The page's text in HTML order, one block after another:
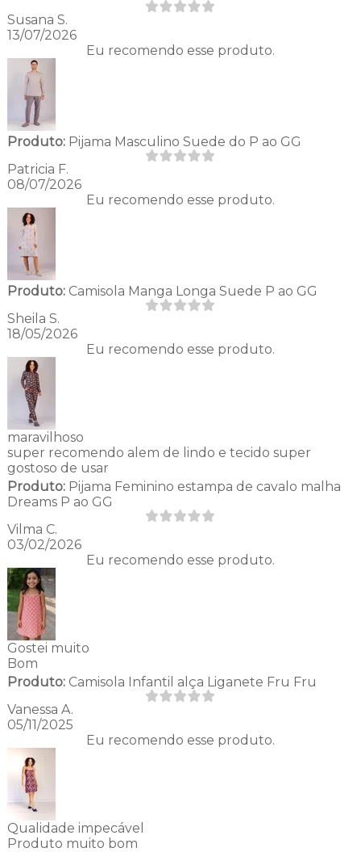
Susana S.
13/07/2026
Eu recomendo esse produto.
Produto:Pijama Masculino Suede do P ao GG
Patricia F.
08/07/2026
Eu recomendo esse produto.
Produto:Camisola Manga Longa Suede P ao GG
Sheila S.
18/05/2026
Eu recomendo esse produto.
maravilhoso
super recomendo alem de lindo e tecido super
gostoso de usar
Produto:Pijama Feminino estampa de cavalo malha
Dreams P ao GG
Vilma C.
03/02/2026
Eu recomendo esse produto.
Gostei muito
Bom
Produto:Camisola Infantil alça Liganete Fru Fru
Vanessa A.
05/11/2025
Eu recomendo esse produto.
Qualidade impecável
Produto muito bom